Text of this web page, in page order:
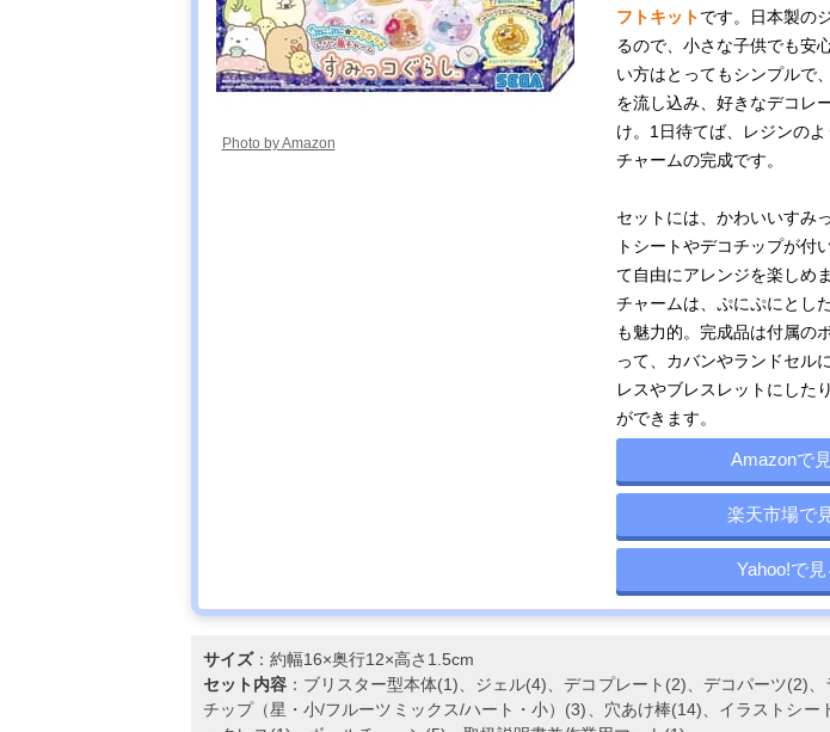
Photo by Amazon
フトキットです。日本製の
るので、小さな子供でも安
い方はとってもシンプルで
を流し込み、好きなデコレ
け。1日待てば、レジンのよ
チャームの完成です。
セットには、かわいいすみ
トシートやデコチップが付
て自由にアレンジを楽しめ
チャームは、ぷにぷにとし
も魅力的。完成品は付属の
って、カバンやランドセル
レスやブレスレットにした
ができます。
Amazonで
楽天市場で
Yahoo!で見
サイズ：約幅16×奥行12×高さ1.5cm
セット内容：ブリスター型本体(1)、ジェル(4)、デコプレート(2)、デコパーツ(2)
チップ（星・小/フルーツミックス/ハート・小）(3)、穴あけ棒(14)、イラストシー